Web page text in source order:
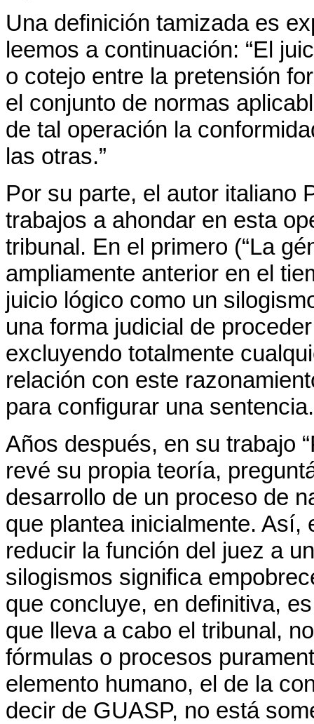
Una definición tamizada es
leemos a continuación: “El
o cotejo entre la pretensión
el conjunto de normas
de tal operación la
las otras.”
Por su parte, el autor italiano
trabajos a ahondar en esta
tribunal. En el primero (“La
ampliamente anterior en el
juicio lógico como un
una forma judicial de
excluyendo totalmente
relación con este
para configurar una sentencia.
Años después, en su trabajo
revé su propia teoría,
desarrollo de un proceso de
que plantea inicialmente. Así,
reducir la función del juez a
silogismos significa
que concluye, en definitiva,
que lleva a cabo el tribunal,
fórmulas o procesos
elemento humano, el de la
decir de GUASP, no está